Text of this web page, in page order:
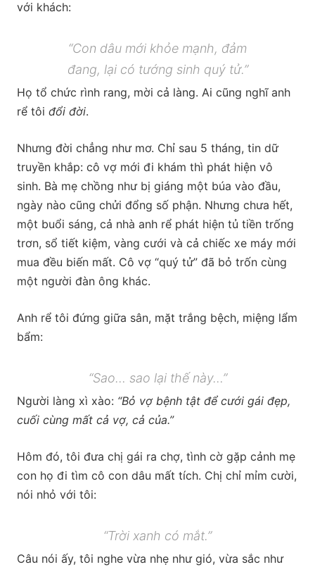
với khách:
“Con dâu mới khỏe mạnh, đảm
đang, lại có tướng sinh quý tử.”
Họ tổ chức rình rang, mời cả làng. Ai cũng nghĩ anh
rể tôi đổi đời.
Nhưng đời chẳng như mơ. Chỉ sau 5 tháng, tin dữ
truyền khắp: cô vợ mới đi khám thì phát hiện vô
sinh. Bà mẹ chồng như bị giáng một búa vào đầu,
ngày nào cũng chửi đổng số phận. Nhưng chưa hết,
một buổi sáng, cả nhà anh rể phát hiện tủ tiền trống
trơn, sổ tiết kiệm, vàng cưới và cả chiếc xe máy mới
mua đều biến mất. Cô vợ “quý tử” đã bỏ trốn cùng
một người đàn ông khác.
Anh rể tôi đứng giữa sân, mặt trắng bệch, miệng lẩm
bẩm:
“Sao… sao lại thế này…”
Người làng xì xào: “Bỏ vợ bệnh tật để cưới gái đẹp,
cuối cùng mất cả vợ, cả của.”
Hôm đó, tôi đưa chị gái ra chợ, tình cờ gặp cảnh mẹ
con họ đi tìm cô con dâu mất tích. Chị chỉ mỉm cười,
nói nhỏ với tôi:
“Trời xanh có mắt.”
Câu nói ấy, tôi nghe vừa nhẹ như gió, vừa sắc như